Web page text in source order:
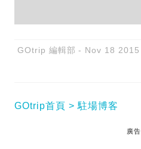
GOtrip 編輯部 Nov 18 2015
GOtrip首頁 駐場博客
廣告